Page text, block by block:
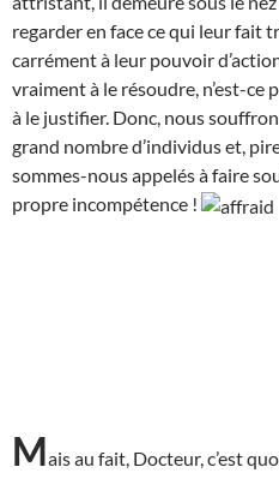
regarder en face ce qui leur fait
carrément à leur pouvoir
vraiment à le résoudre, n’est-ce
à le justifier. Donc, nous
grand nombre d’individus et,
sommes-nous appelés à faire
propre incompétence !
Mais au fait, Docteur, c’est